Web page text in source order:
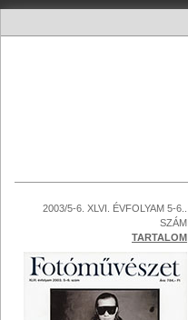
2003/5-6. XLVI. ÉVFOLYAM 5-6..
SZÁM
TARTALOM